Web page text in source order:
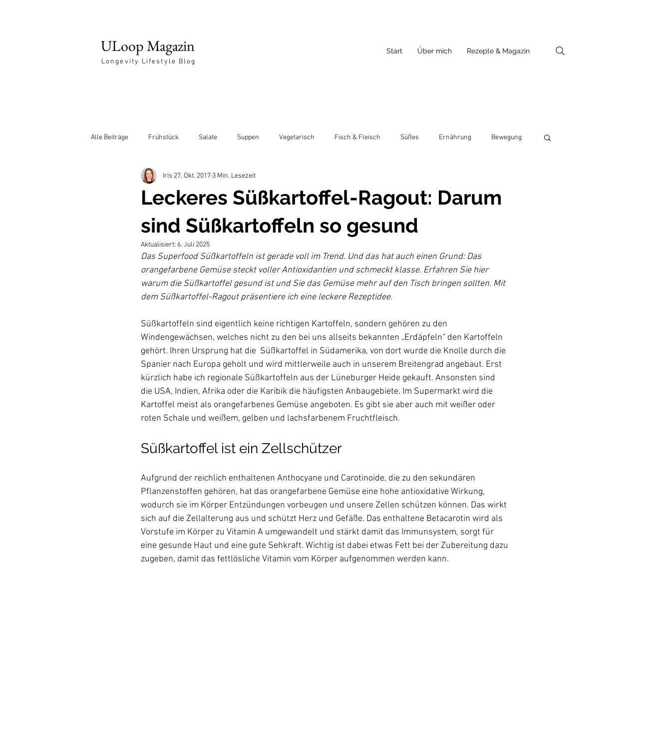
ULoop Magazin
Longevity Lifestyle Blog
Start Über mich Rezepte & Magazin
Alle Beiträge Frühstück Salate Suppen Vegetarisch Fisch & Fleisch Süßes Ernährung Bewegung
Entspannung
Leckeres Süßkartoffel-Ragout: Darum
sind Süßkartoffeln so gesund
Iris 27. Okt. 2017 3 Min. Lesezeit
Aktualisiert: 6. Juli 2025
Das Superfood Süßkartoffeln ist gerade voll im Trend. Und das hat auch einen Grund: Das
orangefarbene Gemüse steckt voller Antioxidantien und schmeckt klasse. Erfahren Sie hier
warum die Süßkartoffel gesund ist und Sie das Gemüse mehr auf den Tisch bringen sollten. Mit
dem Süßkartoffel-Ragout präsentiere ich eine leckere Rezeptidee.
Süßkartoffeln sind eigentlich keine richtigen Kartoffeln, sondern gehören zu den
Windengewächsen, welches nicht zu den bei uns allseits bekannten „Erdäpfeln“ den Kartoffeln
gehört. Ihren Ursprung hat die  Süßkartoffel in Südamerika, von dort wurde die Knolle durch die
Spanier nach Europa geholt und wird mittlerweile auch in unserem Breitengrad angebaut. Erst
kürzlich habe ich regionale Süßkartoffeln aus der Lüneburger Heide gekauft. Ansonsten sind
die USA, Indien, Afrika oder die Karibik die häufigsten Anbaugebiete. Im Supermarkt wird die
Kartoffel meist als orangefarbenes Gemüse angeboten. Es gibt sie aber auch mit weißer oder
Süßkartoffel ist ein Zellschützer
Aufgrund der reichlich enthaltenen Anthocyane und Carotinoide, die zu den sekundären
Pflanzenstoffen gehören, hat das orangefarbene Gemüse eine hohe antioxidative Wirkung,
wodurch sie im Körper Entzündungen vorbeugen und unsere Zellen schützen können. Das wirkt
sich auf die Zellalterung aus und schützt Herz und Gefäße. Das enthaltene Betacarotin wird als
Vorstufe im Körper zu Vitamin A umgewandelt und stärkt damit das Immunsystem, sorgt für
eine gesunde Haut und eine gute Sehkraft. Wichtig ist dabei etwas Fett bei der Zubereitung dazu
zugeben, damit das fettlösliche Vitamin vom Körper aufgenommen werden kann.